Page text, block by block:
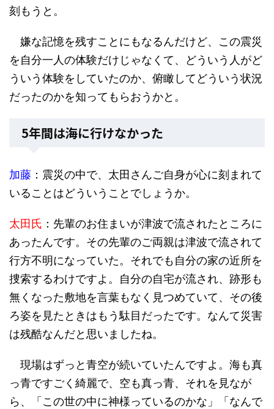
刻もうと。
嫌な記憶を残すことにもなるんだけど、この震災
を自分一人の体験だけじゃなくて、どういう人がど
ういう体験をしていたのか、俯瞰してどういう状況
だったのかを知ってもらおうかと。
5年間は海に行けなかった
加藤 ：震災の中で、太田さんご自身が心に刻まれて
いることはどういうことでしょうか。
太田氏 ：先輩のお住まいが津波で流されたところに
あったんです。その先輩のご両親は津波で流されて
行方不明になっていた。それでも自分の家の近所を
捜索するわけですよ。自分の自宅が流され、跡形も
無くなった敷地を言葉もなく見つめていて、その後
ろ姿を見たときはもう駄目だったです。なんて災害
は残酷なんだと思いましたね。
現場はずっと青空が続いていたんですよ。海も真
っ青ですごく綺麗で、空も真っ青、それを見なが
ら、「この世の中に神様っているのかな」「なんで